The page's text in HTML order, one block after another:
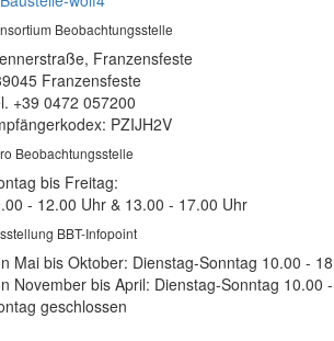
Beobachtungsstelle
Franzensfeste
Franzensfeste
+39 0472 057200
PZIJH2V
Beobachtungsstelle
bis Freitag:
- 12.00 Uhr & 13.00 - 17.00 Uhr
BBT-Infopoint
Mai bis Oktober: Dienstag-Sonntag 10.00 -
November bis April: Dienstag-Sonntag 10.00
geschlossen